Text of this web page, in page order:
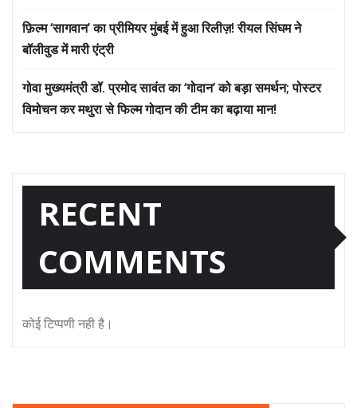
फ़िल्म ‘सागवान’ का प्रीमियर मुंबई में हुआ रिलीज़! रीयल सिंघम ने
बॉलीवुड में मारी एंट्री
गोवा मुख्यमंत्री डॉ. प्रमोद सावंत का ‘गोदान’ को बड़ा समर्थन; पोस्टर
विमोचन कर मथुरा से फिल्म गोदान की टीम का बढ़ाया मान!
RECENT
COMMENTS
कोई टिप्पणी नही है।